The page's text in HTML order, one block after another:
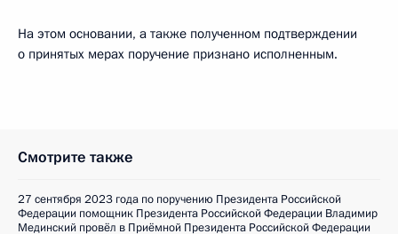
На этом основании, а также полученном подтверждении
о принятых мерах поручение признано исполненным.
Смотрите также
27 сентября 2023 года по поручению Президента Российской
Федерации помощник Президента Российской Федерации Владимир
Мединский провёл в Приёмной Президента Российской Федерации